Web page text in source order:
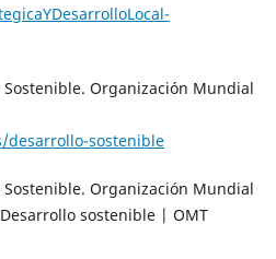
Sostenible. Organización Mundial
sostenible
Sostenible. Organización Mundial
sostenible | OMT